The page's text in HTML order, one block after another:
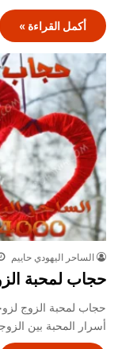
أكمل القراءة »
الساحر اليهودي حاييم
حجاب لمحبة
حجاب لمحبة الزوج
أسرار المحبة بين